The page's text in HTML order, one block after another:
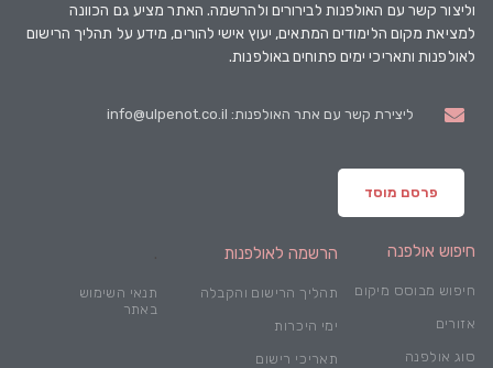
וליצור קשר עם האולפנות לבירורים ולהרשמה. האתר מציע גם הכוונה
למציאת מקום הלימודים המתאים, יעוץ אישי להורים, מידע על תהליך הרישום
לאולפנות ותאריכי ימים פתוחים באולפנות.
ליצירת קשר עם אתר האולפנות: info@ulpenot.co.il
פרסם מוסד
חיפוש אולפנה
חיפוש מבוסס מיקום
אזורים
סוג אולפנה
הרשמה לאולפנות
תהליך הרישום והקבלה
ימי היכרות
תאריכי רישום
.
תנאי השימוש
באתר